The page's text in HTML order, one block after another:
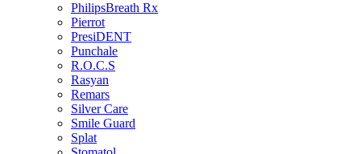
PhilipsBreath Rx
Pierrot
PresiDENT
Punchale
R.O.C.S
Rasyan
Remars
Silver Care
Smile Guard
Splat